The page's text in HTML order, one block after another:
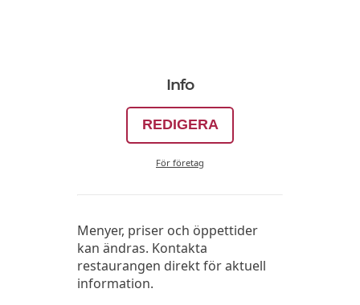
Info
REDIGERA
För företag
Menyer, priser och öppettider
kan ändras. Kontakta
restaurangen direkt för aktuell
information.